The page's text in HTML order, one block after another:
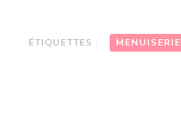
ÉTIQUETTES : MENUISERIE